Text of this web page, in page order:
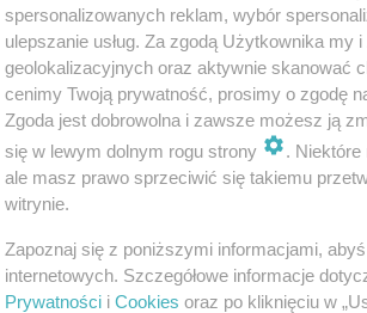
spersonalizowanych reklam, wybór
ulepszanie usług. Za zgodą Użytkownika
geolokalizacyjnych oraz aktywnie skanować
cenimy Twoją prywatność, prosimy o zgodę
Zgoda jest dobrowolna i zawsze możesz ją
się w lewym dolnym rogu strony
.
ale masz prawo sprzeciwić się takiemu
witrynie.
Zapoznaj się z poniższymi informacjami,
internetowych. Szczegółowe informacje
Prywatności i Cookies oraz po kliknięciu w